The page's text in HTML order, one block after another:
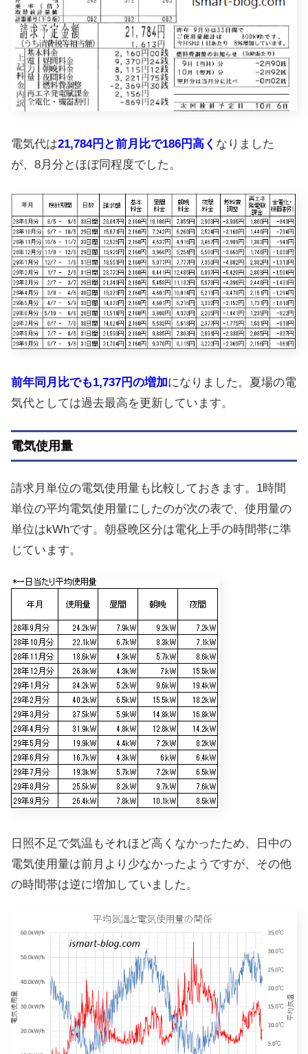
電気代は21,784円と前月比で186円高く なりました
が、8月分とほぼ同程度でした。
前年同月比でも1,737円の増加 になりました。夏場の電
気代としては過去最高を更新しています。
電気使用量
請求月単位の電気使用量も比較しておきます。1時間
単位の平均電気使用量にしたのが次の表で、使用量の
単位はkWhです。朝昼晩区分は電化上手の時間帯に準
じています。
日照不足で気温もそれほど高くなかったため、日中の
電気使用量は前月より少なかったようですが、その他
の時間帯は逆に増加していました。